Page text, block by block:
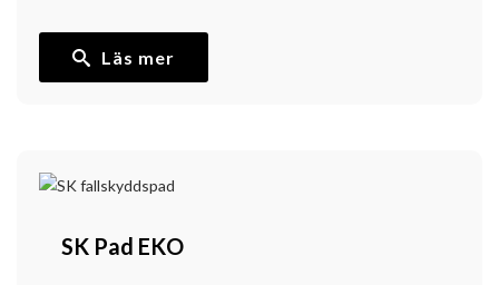
Läs mer
SK Pad EKO